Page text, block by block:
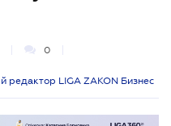
0
редактор LIGA ZAKON Бизнес